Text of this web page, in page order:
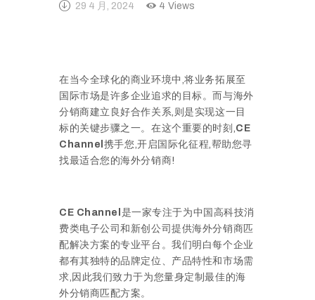
29 4 月, 2024 4 Views
在当今全球化的商业环境中,将业务拓展至
国际市场是许多企业追求的目标。而与海外
分销商建立良好合作关系,则是实现这一目
标的关键步骤之一。在这个重要的时刻,CE
Channel 携手您,开启国际化征程,帮助您寻
找最适合您的海外分销商!
CE Channel 是一家专注于为中国高科技消
费类电子公司和新创公司提供海外分销商匹
配解决方案的专业平台。我们明白每个企业
都有其独特的品牌定位、产品特性和市场需
求,因此我们致力于为您量身定制最佳的海
外分销商匹配方案。